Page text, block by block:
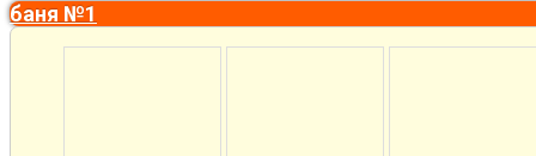
баня №1